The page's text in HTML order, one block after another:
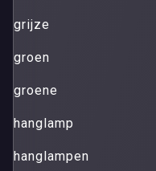
grijze
groen
groene
hanglamp
hanglampen